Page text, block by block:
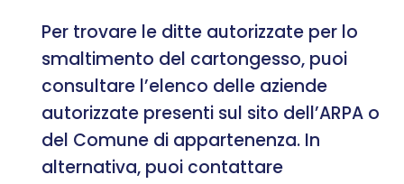
Per trovare le ditte autorizzate per lo
smaltimento del cartongesso, puoi
consultare l’elenco delle aziende
autorizzate presenti sul sito dell’ARPA o
del Comune di appartenenza. In
alternativa, puoi contattare